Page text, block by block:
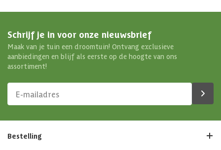
Schrijf je in voor onze nieuwsbrief
Maak van je tuin een droomtuin! Ontvang exclusieve
aanbiedingen en blijf als eerste op de hoogte van ons
assortiment!
Bestelling